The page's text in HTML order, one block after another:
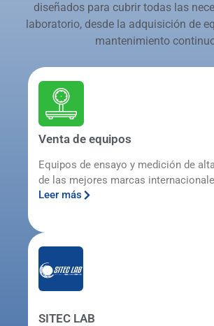
diseñados para cubrir todas las
laboratorio, desde la adquisición de
mantenimiento
Venta de equipos
Equipos de ensayo y medición de
de las mejores marcas
Leer más
SITEC LAB